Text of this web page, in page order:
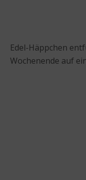
Edel-Häppchen
Wochenende auf